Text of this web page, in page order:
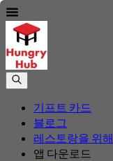
기프트 카드
블로그
레스토랑을 위해
앱 다운로드